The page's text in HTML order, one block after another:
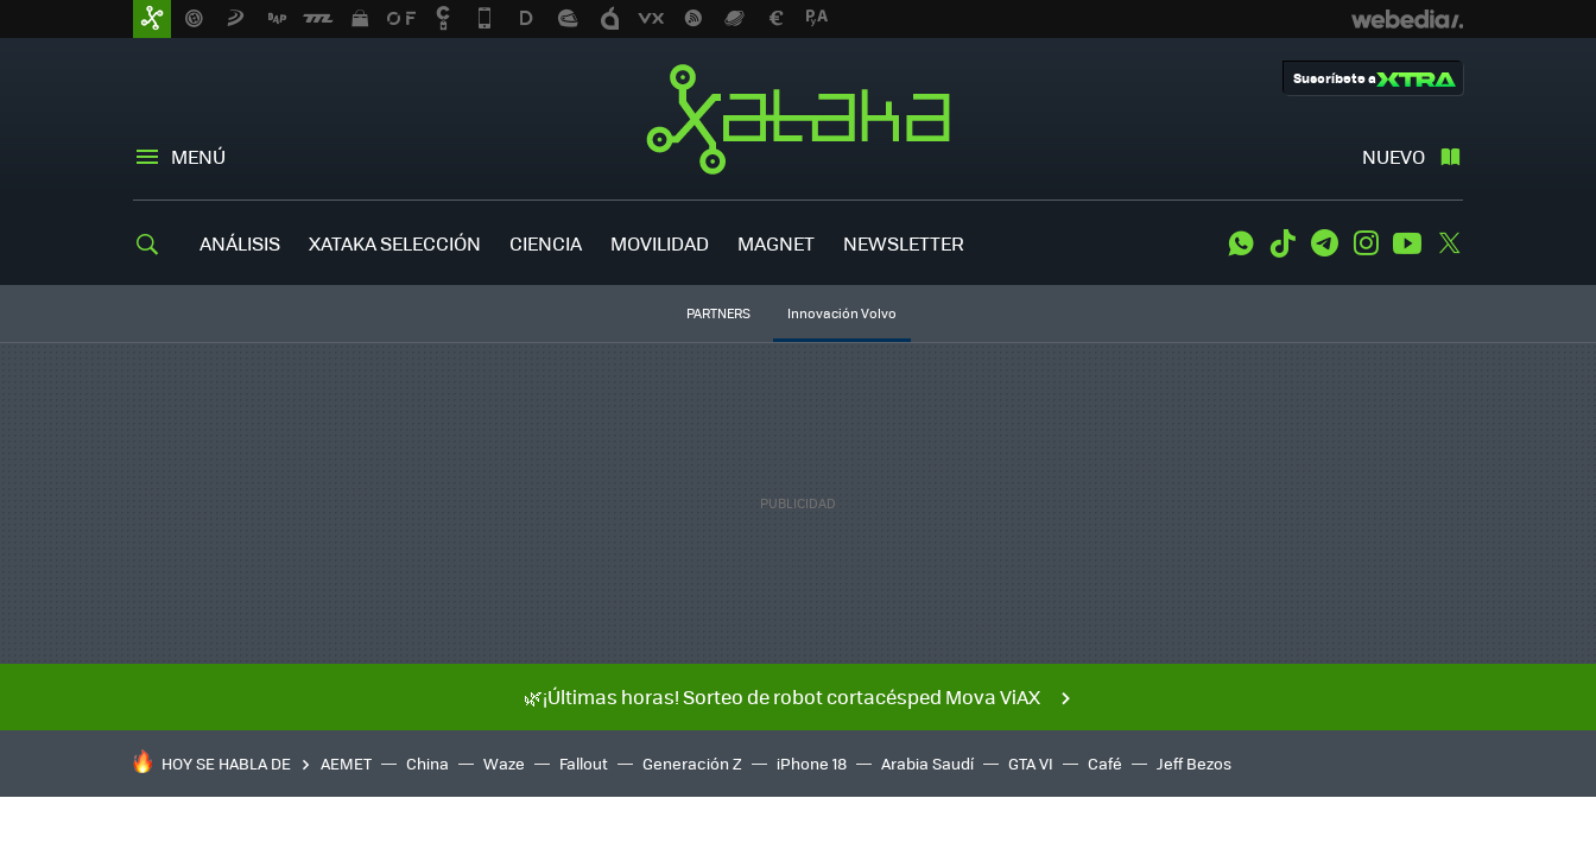
MENÚ NUEVO
Suscríbete a
ANÁLISIS XATAKA SELECCIÓN CIENCIA MOVILIDAD MAGNET NEWSLETTER WhatsApp
Tiktok TelegramInstagramYoutube
PARTNERS Innovación Volvo
🌿¡Últimas horas! Sorteo de robot cortacésped Mova ViAX
HOY SE HABLA DE AEMET China Waze Fallout Generación Z iPhone 18 Arabia Saudí GTA VI Café Jeff Bezos